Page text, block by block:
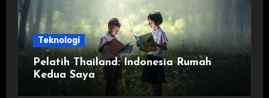
Teknologi
Pelatih Thailand: Indonesia Rumah
Kedua Saya